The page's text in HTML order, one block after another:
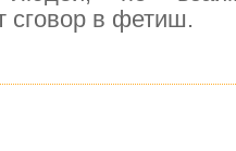
сговор в фетиш.